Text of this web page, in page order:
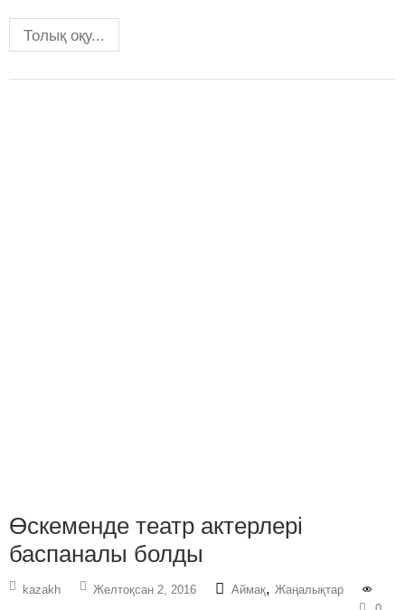
Толық оқу...
Өскеменде театр актерлері
баспаналы болды
kazakh Желтоқсан 2, 2016 Аймақ, Жаңалықтар